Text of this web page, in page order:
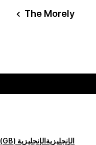
The Morely
الإنجليزيةالإنجليزية (GB)